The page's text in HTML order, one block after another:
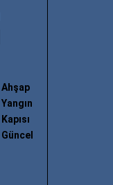
Ahşap
Yangın
Kapısı
Güncel